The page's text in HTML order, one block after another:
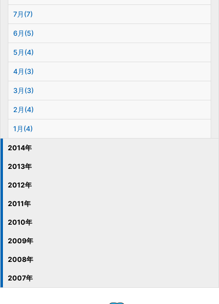
7月(7)
6月(5)
5月(4)
4月(3)
3月(3)
2月(4)
1月(4)
2014年
2013年
2012年
2011年
2010年
2009年
2008年
2007年